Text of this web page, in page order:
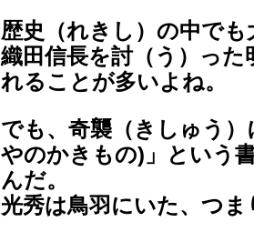
歴史（れきし）の中で
織田信長を討（う）っ
れることが多いよね。
でも、奇襲（きしゅう
やのかきもの)」という
んだ。
光秀は鳥羽にいた、つ